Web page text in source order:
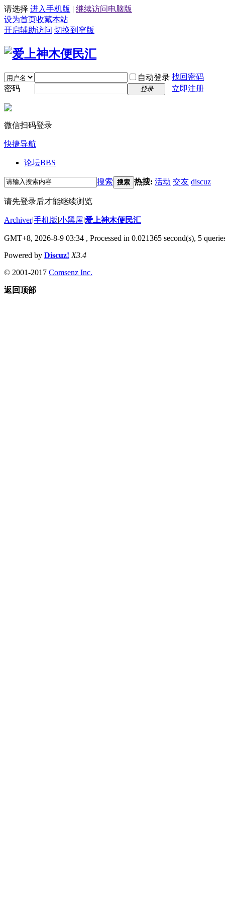
请选择 进入手机版 | 继续访问电脑版
设为首页收藏本站
开启辅助访问 切换到窄版
自动登录 找回密码
密码
登录 立即注册
微信扫码登录
快捷导航
论坛BBS
搜索 搜索 热搜: 活动 交友 discuz
请先登录后才能继续浏览
Archiver|手机版|小黑屋|爱上神木便民汇
GMT+8, 2026-8-9 03:34 , Processed in 0.021365 second(s), 5
Powered by Discuz! X3.4
© 2001-2017 Comsenz Inc.
返回顶部